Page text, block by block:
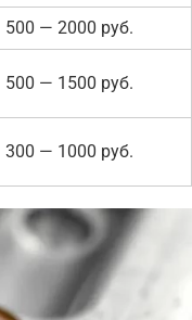
500 — 2000 руб.
500 — 1500 руб.
300 — 1000 руб.